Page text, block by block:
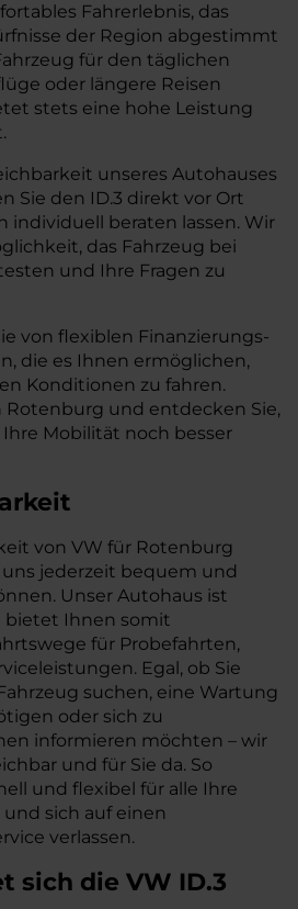
Fahrerlebnis, das
der Region abgestimmt
für den täglichen
oder längere Reisen
stets eine hohe Leistung
unseres Autohauses
Sie den ID.3 direkt vor Ort
individuell beraten lassen. Wir
das Fahrzeug bei
und Ihre Fragen zu
von flexiblen Finanzierungs-
die es Ihnen ermöglichen,
Konditionen zu fahren.
Rotenburg und entdecken Sie,
Ihre Mobilität noch besser
von VW für Rotenburg
uns jederzeit bequem und
Unser Autohaus ist
bietet Ihnen somit
für Probefahrten,
Egal, ob Sie
suchen, eine Wartung
oder sich zu
informieren möchten – wir
und für Sie da. So
und flexibel für alle Ihre
sich auf einen
verlassen.
sich die VW ID.3